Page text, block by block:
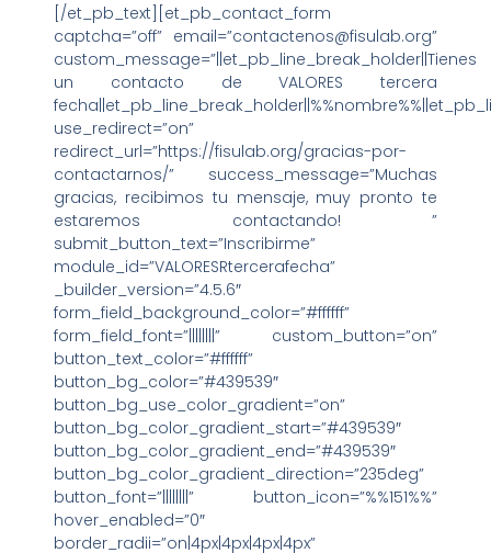
[/et_pb_text][et_pb_contact_form
captcha=”off” email=”contactenos@fisulab.org”
custom_message=”||et_pb_line_break_holder||Tienes
un contacto de VALORES tercera
use_redirect=”on”
redirect_url=”https://fisulab.org/gracias-por-
contactarnos/” success_message=”Muchas
gracias, recibimos tu mensaje, muy pronto te
estaremos contactando! ”
submit_button_text=”Inscribirme”
module_id=”VALORESRtercerafecha”
_builder_version=”4.5.6″
form_field_background_color=”#ffffff”
form_field_font=”||||||||” custom_button=”on”
button_text_color=”#ffffff”
button_bg_color=”#439539″
button_bg_use_color_gradient=”on”
button_bg_color_gradient_start=”#439539″
button_bg_color_gradient_end=”#439539″
button_bg_color_gradient_direction=”235deg”
button_font=”||||||||” button_icon=”%%151%%”
hover_enabled=”0″
border_radii=”on|4px|4px|4px|4px”